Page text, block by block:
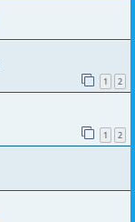
1 2
1 2